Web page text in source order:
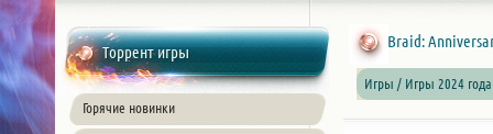
Торрент игры
Горячие новинки
Braid:
Игры / Игры 2024